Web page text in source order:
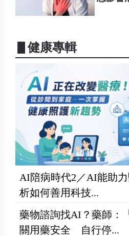
▋健康專輯
AI陪病時代2／AI能助
析如何善用科技...
藥物諮詢找AI？藥師：
關用藥安全 自行停...